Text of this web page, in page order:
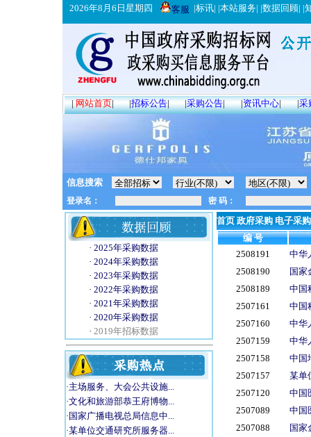
2026年8月6日星期四 客服 |标讯| |本站服务| |数据回顾| |
|网站首页| |招标公告| |采购公告| |资讯中心| |采
信息搜索
· 2025年采购数据
· 2024年采购数据
· 2023年采购数据
· 2022年采购数据
· 2021年采购数据
· 2020年采购数据
· 2019年招标数据
·主场服务、大会公共设施...
·文化和旅游部恭王府博物...
· 国家广播电视总局信息中...
·某单位交通研究所服务器...
首页 政府采购 电子采购
编 号
2508191
中华
2508190
国家
2508189
中国
2507161
中国
2507160
中华
2507159
中华
2507158
中国
2507157
某单
2507120
中国
2507089
中国
2507088
国家